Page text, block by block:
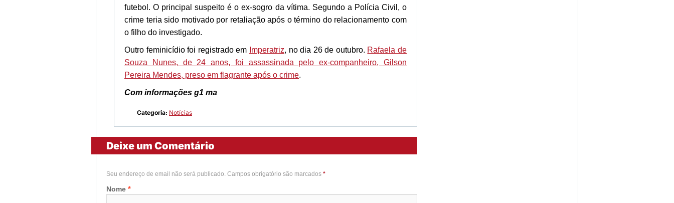
futebol. O principal suspeito é o ex-sogro da vítima. Segundo a Polícia Civil, o
crime teria sido motivado por retaliação após o término do relacionamento com
o filho do investigado.
Outro feminicídio foi registrado em Imperatriz, no dia 26 de outubro. Rafaela de
Souza Nunes, de 24 anos, foi assassinada pelo ex-companheiro, Gilson
Pereira Mendes, preso em flagrante após o crime.
Com informações g1 ma
Categoria: Notícias
Deixe um Comentário
Seu endereço de email não será publicado. Campos obrigatório são marcados *
Nome *